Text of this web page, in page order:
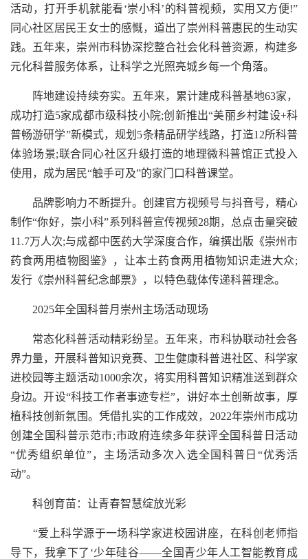
活动，打开手机就能看‘崇小科’的科普视频，实用又方便!”
同心社区居民王女士的感慨，道出了崇州科普惠民的生动实
践。五年来，崇州市科协深挖整合社会化科普资源，构建多
元化科普服务体系，让科学之光照亮城乡每一个角落。
阵地建设持续夯实。五年来，累计建成科普基地63家，
成功打造5家成都市级科技小院;创新推出“美丽乡村建设+科
普畅游研学”新模式，规划5条精品研学线路，打造12所科普
体验场景;联合同心社区升级打造的地理微科普馆正式投入
使用，成为居民“触手可及”的家门口科普课堂。
品牌影响力不断提升。创建官方视频号与抖音号，精心
制作“你好，崇小科”系列科普宣传视频28期，总点击量突破
11.7万人次;与成都中医药大学深度合作，编撰出版《崇州市
药食两用植物图鉴》，让本土药食两用植物知识走进大众;
发行《崇州科普纪念邮票》，以特色载体传递科普理念。
2025年全国科普月崇州主场活动现场
常态化科普活动精彩纷呈。五年来，市科协联动社会各
界力量，开展科普知识竞赛、卫生健康科普进社区、科学家
进校园等主题活动1000余次，将实用科普知识精准送到群众
身边。开设“科技工作者事迹专栏”，讲好本土创新故事，厚
植科技创新氛围。凭借扎实的工作成效，2022年崇州市成功
创建全国科普示范市;市政府连续多年获评全国科普日活动
“优秀组织单位”，主场活动多次入选全国科普日“优秀活
动”。
科创育苗：让青春智慧绽放光彩
“爱上科学源于一场科学家进校园讲座，在科创老师指
导下，我拿下了‘少年硅谷——全国青少年人工智能教育成